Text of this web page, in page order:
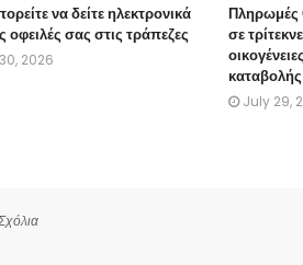
να δείτε ηλεκτρονικά
οφειλές σας στις τράπεζες
2026
σε
καταβολής
July 29,